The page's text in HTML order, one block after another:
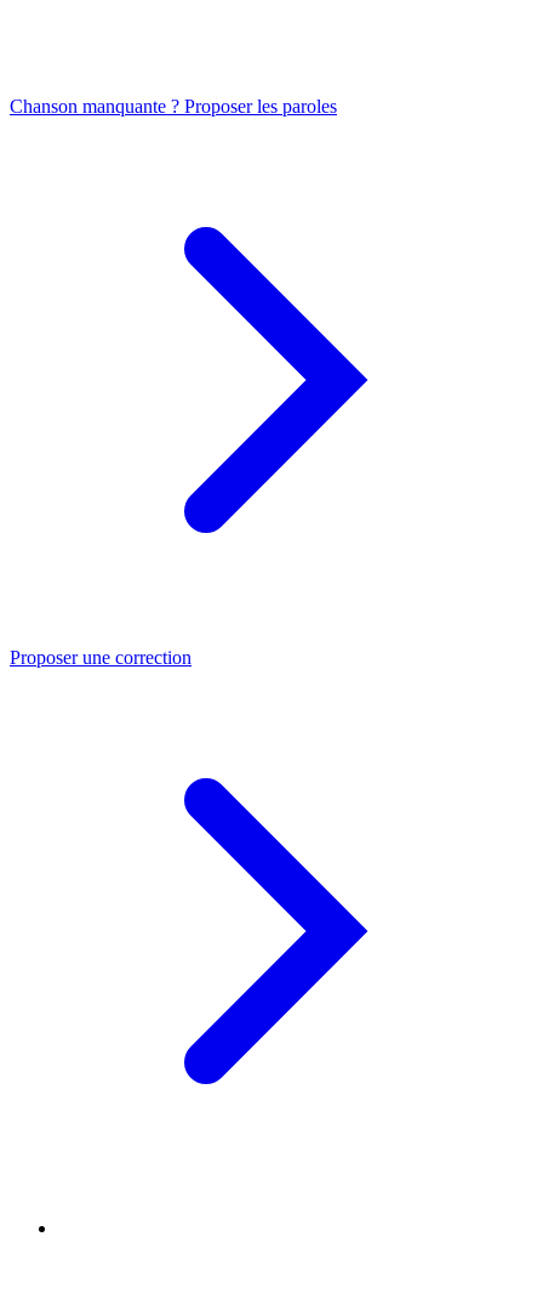
Chanson manquante ? Proposer les paroles
Proposer une correction